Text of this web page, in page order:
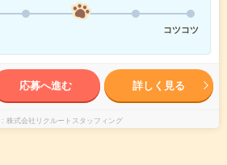
コツコツ
応募へ進む 詳しく見る
株式会社リクルートスタッフィング